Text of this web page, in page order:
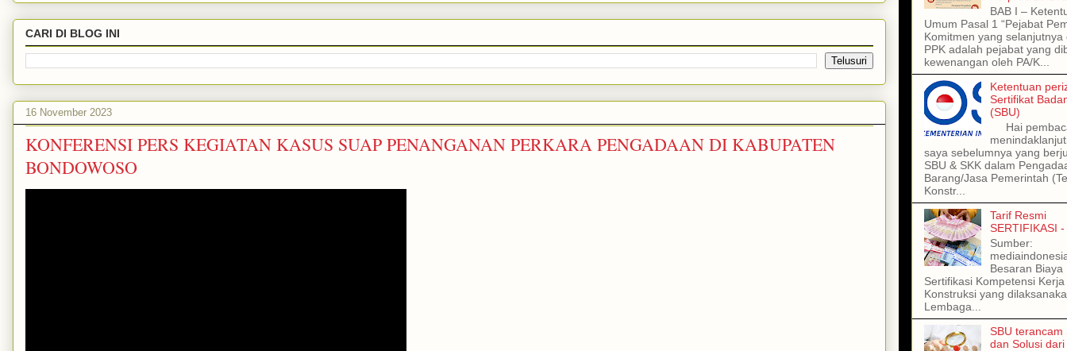
CARI DI BLOG INI
16 November 2023
KONFERENSI PERS KEGIATAN KASUS SUAP PENANGANAN PERKARA PENGADAAN DI KABUPATEN
BONDOWOSO
BAB I –
Umum Pasal 1 “Pejabat
Komitmen yang selanjutnya
PPK adalah pejabat yang
kewenangan oleh PA/K...
Ketentuan
Sertifikat
(SBU)
Hai
saya sebelumnya yang
SBU & SKK dalam
Barang/Jasa Pemerintah
Konstr...
Tarif Resmi
SERTIFIKASI -
Sumber:
Besaran Biaya
Sertifikasi Kompetensi Kerja
Konstruksi yang
Lembaga...
SBU terancam
dan Solusi dari